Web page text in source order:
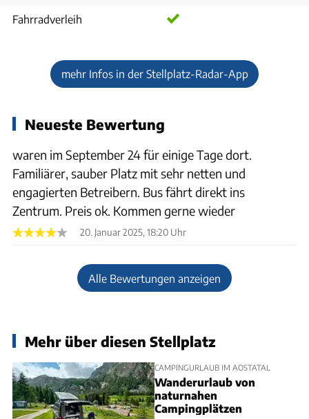
Fahrradverleih
mehr Infos in der Stellplatz-Radar-App
Neueste Bewertung
waren im September 24 für einige Tage dort.
Familiärer, sauber Platz mit sehr netten und
engagierten Betreibern. Bus fährt direkt ins
Zentrum. Preis ok. Kommen gerne wieder
20. Januar 2025, 18:20 Uhr
Alle Bewertungen anzeigen
Mehr über diesen Stellplatz
CAMPINGURLAUB IM AOSTATAL
Wanderurlaub von
naturnahen
Campingplätzen